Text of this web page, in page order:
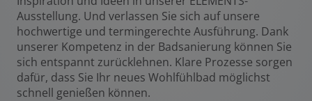
Ausstellung. Und verlassen Sie sich auf unsere
hochwertige und termingerechte Ausführung. Dank
unserer Kompetenz in der Badsanierung können Sie
sich entspannt zurücklehnen. Klare Prozesse sorgen
dafür, dass Sie Ihr neues Wohlfühlbad möglichst
schnell genießen können.